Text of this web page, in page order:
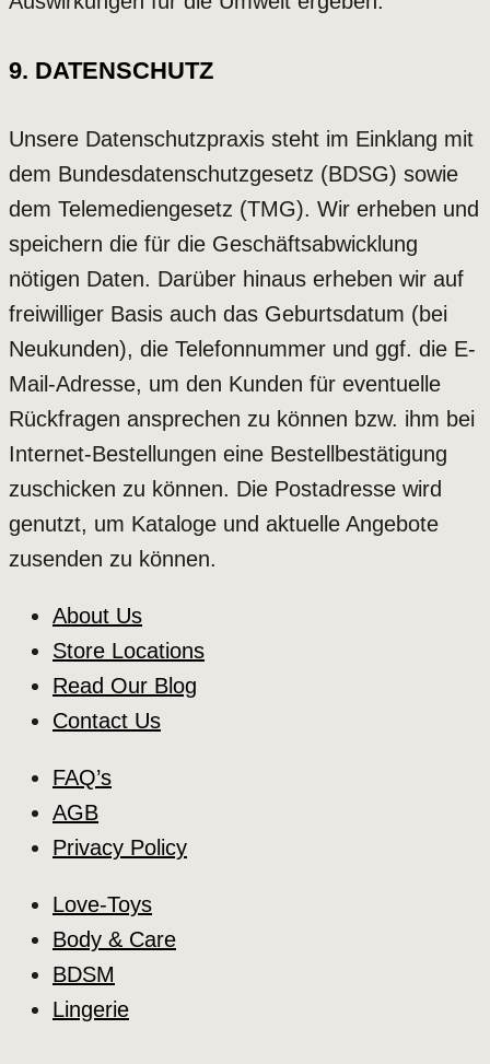
9. DATENSCHUTZ
Unsere Datenschutzpraxis steht im Einklang mit
dem Bundesdatenschutzgesetz (BDSG) sowie
dem Telemediengesetz (TMG). Wir erheben und
speichern die für die Geschäftsabwicklung
nötigen Daten. Darüber hinaus erheben wir auf
freiwilliger Basis auch das Geburtsdatum (bei
Neukunden), die Telefonnummer und ggf. die E-
Mail-Adresse, um den Kunden für eventuelle
Rückfragen ansprechen zu können bzw. ihm bei
Internet-Bestellungen eine Bestellbestätigung
zuschicken zu können. Die Postadresse wird
genutzt, um Kataloge und aktuelle Angebote
zusenden zu können.
About Us
Store Locations
Read Our Blog
Contact Us
FAQ’s
AGB
Privacy Policy
Love-Toys
Body & Care
BDSM
Lingerie